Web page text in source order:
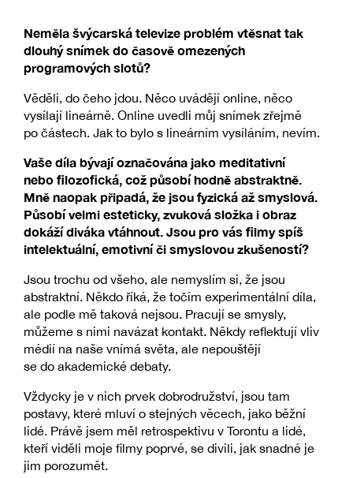
Neměla švýcarská televize problém vtěsnat tak
dlouhý snímek do časově omezených
programových slotů?
Věděli, do čeho jdou. Něco uvádějí online, něco
vysílají lineárně. Online uvedli můj snímek zřejmě
po částech. Jak to bylo s lineárním vysíláním, nevím.
Vaše díla bývají označována jako meditativní
nebo filozofická, což působí hodně abstraktně.
Mně naopak připadá, že jsou fyzická až smyslová.
Působí velmi esteticky, zvuková složka i obraz
dokáží diváka vtáhnout. Jsou pro vás filmy spíš
intelektuální, emotivní či smyslovou zkušeností?
Jsou trochu od všeho, ale nemyslím si, že jsou
abstraktní. Někdo říká, že točím experimentální díla,
ale podle mě taková nejsou. Pracují se smysly,
můžeme s nimi navázat kontakt. Někdy reflektují vliv
médií na naše vnímá světa, ale nepouštějí
se do akademické debaty.
Vždycky je v nich prvek dobrodružství, jsou tam
postavy, které mluví o stejných věcech, jako běžní
lidé. Právě jsem měl retrospektivu v Torontu a lidé,
kteří viděli moje filmy poprvé, se divili, jak snadné je
jim porozumět.